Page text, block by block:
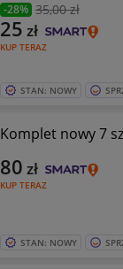
-28% 35,00 zł
KUP TERAZ
25 zł
STAN: NOWY
Komplet nowy 7
KUP TERAZ
80 zł
STAN: NOWY